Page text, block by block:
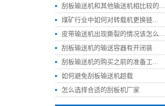
刮板输送机和其他输送机相比较的...
煤矿行业中如何对转载机更换链...
皮带输送机出现撕裂的情况该怎么...
刮板输送机的输送容器有开闭装
刮板输送机的购买之前的准备工...
如何避免刮板输送机超载
怎么选择合适的刮板机厂家